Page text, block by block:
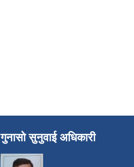
गुनासो सुनुवाई अधिकारी